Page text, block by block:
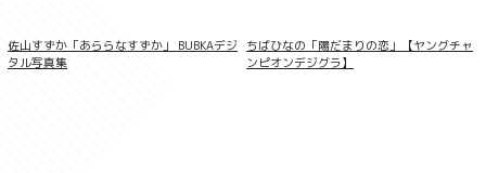
佐山すずか「あららなすずか」 BUBKAデジ
タル写真集
ちばひなの「陽だまりの恋」【ヤングチャ
ンピオンデジグラ】